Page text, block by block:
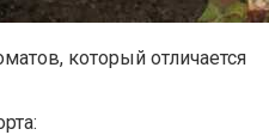
который отличается